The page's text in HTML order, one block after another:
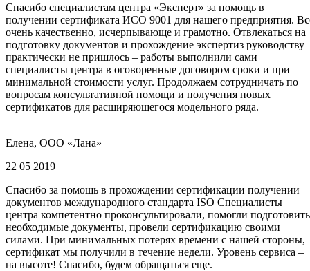
Спасибо специалистам центра «Эксперт» за помощь в
получении сертификата ИСО 9001 для нашего предприятия.
очень качественно, исчерпывающе и грамотно. Отвлекаться на
подготовку документов и прохождение экспертиз руководству
практически не пришлось – работы выполнили сами
специалисты центра в оговоренные договором сроки и при
минимальной стоимости услуг. Продолжаем сотрудничать по
вопросам консультативной помощи и получения новых
сертификатов для расширяющегося модельного ряда.
Елена, ООО «Лана»
22 05 2019
Спасибо за помощь в прохождении сертификации получении
документов международного стандарта ISO Специалисты
центра компетентно проконсультировали, помогли подготовить
необходимые документы, провели сертификацию своими
силами. При минимальных потерях времени с нашей стороны,
сертификат мы получили в течение недели. Уровень сервиса –
на высоте! Спасибо, будем обращаться еще.